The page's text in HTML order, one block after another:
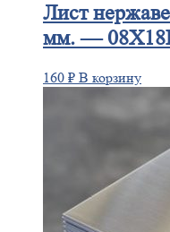
Лист
мм. —
160 ₽ В корзину